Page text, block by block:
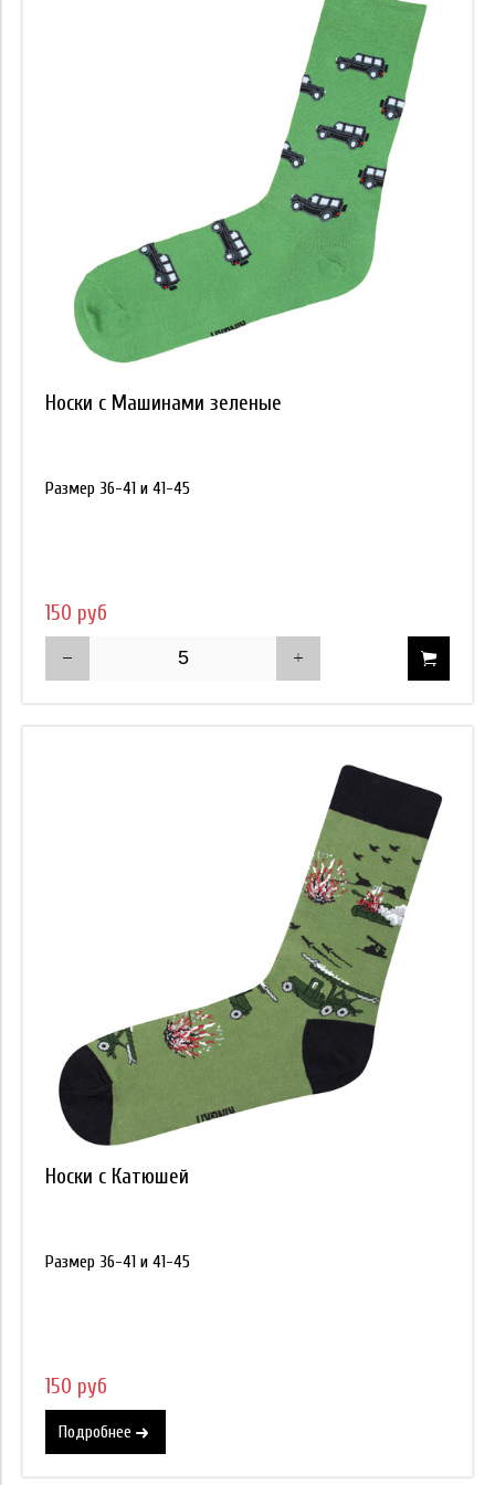
Носки с Машинами зеленые
Размер 36-41 и 41-45
150 руб
Носки с Катюшей
Размер 36-41 и 41-45
150 руб
Подробнее